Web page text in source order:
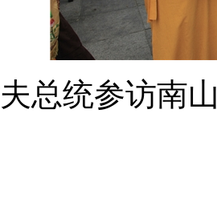
统参访南山